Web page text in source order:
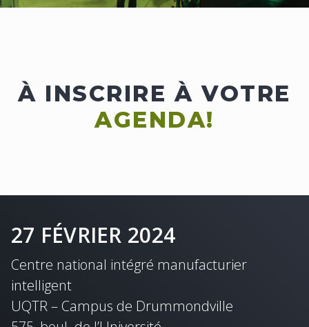
À INSCRIRE À VOTRE
AGENDA!
27 FÉVRIER 2024
Centre national intégré manufacturier
intelligent
UQTR – Campus de Drummondville